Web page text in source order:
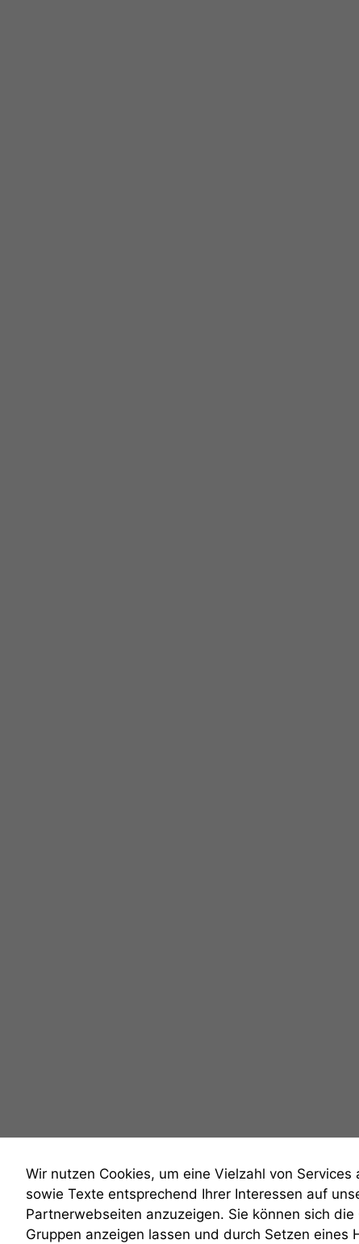
anmelden
Wir nutzen Cookies, um eine Vielzahl von
sowie Texte entsprechend Ihrer Interessen auf
Partnerwebseiten anzuzeigen. Sie können sich
Gruppen anzeigen lassen und durch Setzen eines